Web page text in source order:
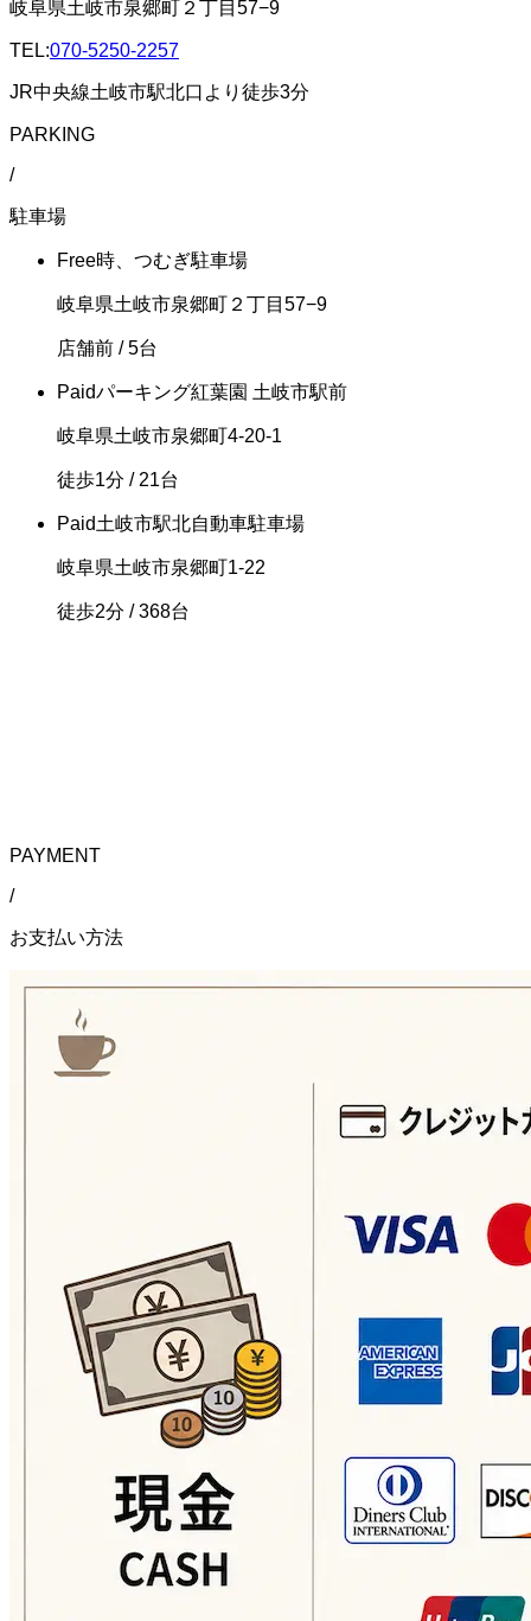
岐阜県土岐市泉郷町２丁目57−9
TEL:070-5250-2257
JR中央線土岐市駅北口より徒歩3分
PARKING
/
駐車場
Free時、つむぎ駐車場
岐阜県土岐市泉郷町２丁目57−9
店舗前 / 5台
Paidパーキング紅葉園 土岐市駅前
岐阜県土岐市泉郷町4-20-1
徒歩1分 / 21台
Paid土岐市駅北自動車駐車場
岐阜県土岐市泉郷町1-22
徒歩2分 / 368台
PAYMENT
/
お支払い方法